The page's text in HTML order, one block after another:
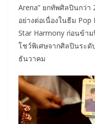
Arena” ยกทัพศิลปินกว่
อย่างต่อเนื่องในธีม Pop
Star Harmony ก่อนข้า
โชว์พิเศษจากศิลปินระ
ธันวาคม